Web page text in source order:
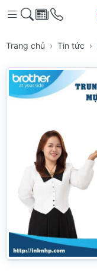
Trang chủ Tin tức